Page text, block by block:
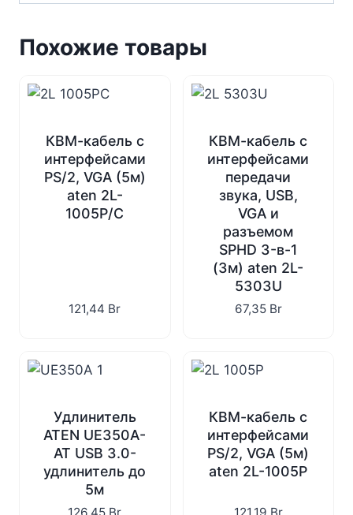
Похожие товары
КВМ-кабель с
интерфейсами
PS/2, VGA (5м)
aten 2L-
1005P/C
121,44 Br
КВМ-кабель с
интерфейсами
передачи
звука, USB,
VGA и
разъемом
SPHD 3-в-1
(3м) aten 2L-
5303U
67,35 Br
Удлинитель
ATEN UE350A-
AT USB 3.0-
удлинитель до
5м
КВМ-кабель с
интерфейсами
PS/2, VGA (5м)
aten 2L-1005P